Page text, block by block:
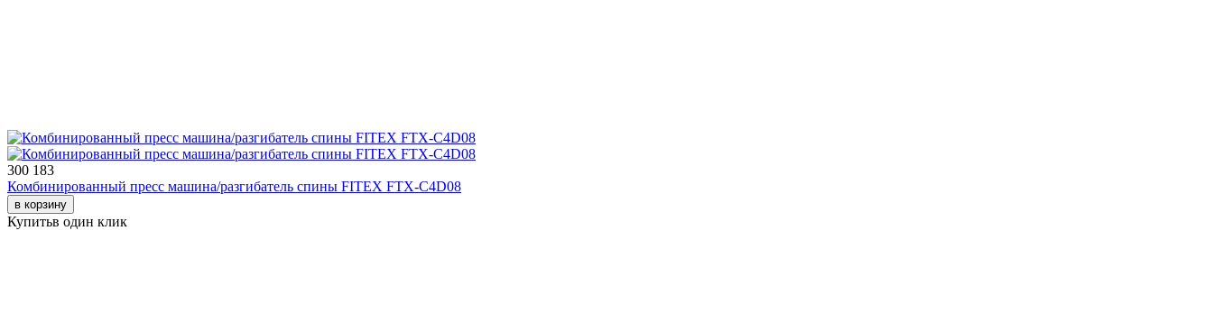
300 183
Комбинированный пресс машина/разгибатель спины FITEX FTX-C4D08
в корзину
Купитьв один клик